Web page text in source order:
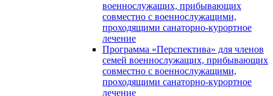
военнослужащих, прибывающих
совместно с военнослужащими,
проходящими санаторно-курортное
лечение
Программа «Перспектива» для членов
семей военнослужащих, прибывающих
совместно с военнослужащими,
проходящими санаторно-курортное
лечение